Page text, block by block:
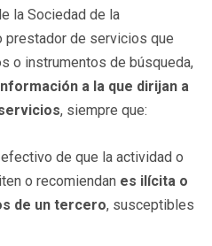
la Sociedad de la
prestador de servicios que
o instrumentos de búsqueda,
a la que dirijan a
, siempre que:
de que la actividad o
o recomiendan es ilícita o
de un tercero, susceptibles